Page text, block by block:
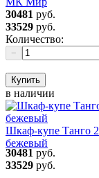
30481 руб.
33529 руб.
Количество:
−
Купить
в наличии
Шкаф-купе Танго 2
бежевый
30481 руб.
33529 руб.